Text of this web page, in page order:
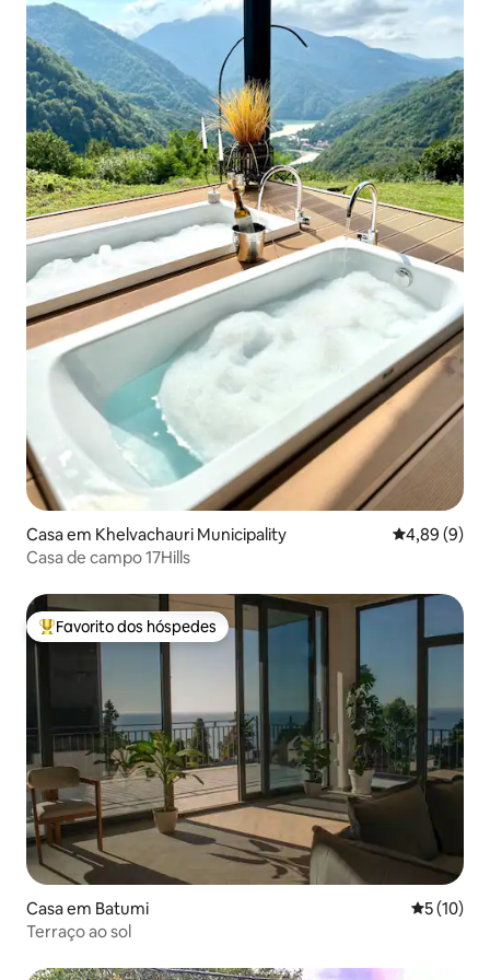
Casa em Khelvachauri Municipality
4,89 (9)
Casa de campo 17Hills
Favoritos dos hóspedes mais apreciados
Favorito dos hóspedes
Casa em Batumi
5 (10)
Terraço ao sol